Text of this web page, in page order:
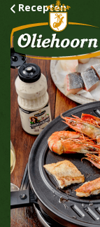
Recepten